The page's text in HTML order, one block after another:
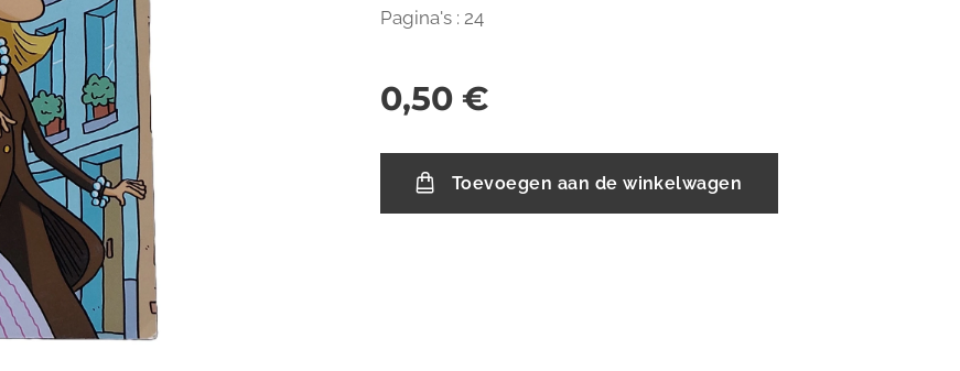
Pagina's : 24
0,50 €
Toevoegen aan de winkelwagen